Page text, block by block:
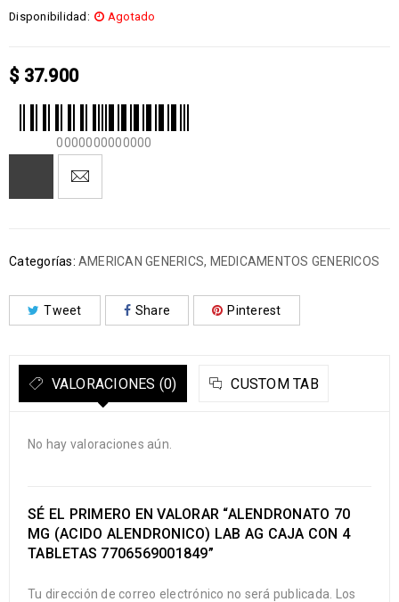
Disponibilidad: Agotado
$37.900
0000000000000
Categorías: AMERICAN GENERICS, MEDICAMENTOS GENERICOS
Tweet Share Pinterest
VALORACIONES (0) CUSTOM TAB
No hay valoraciones aún.
SÉ EL PRIMERO EN VALORAR “ALENDRONATO 70
MG (ACIDO ALENDRONICO) LAB AG CAJA CON 4
TABLETAS 7706569001849”
Tu dirección de correo electrónico no será publicada.
Los